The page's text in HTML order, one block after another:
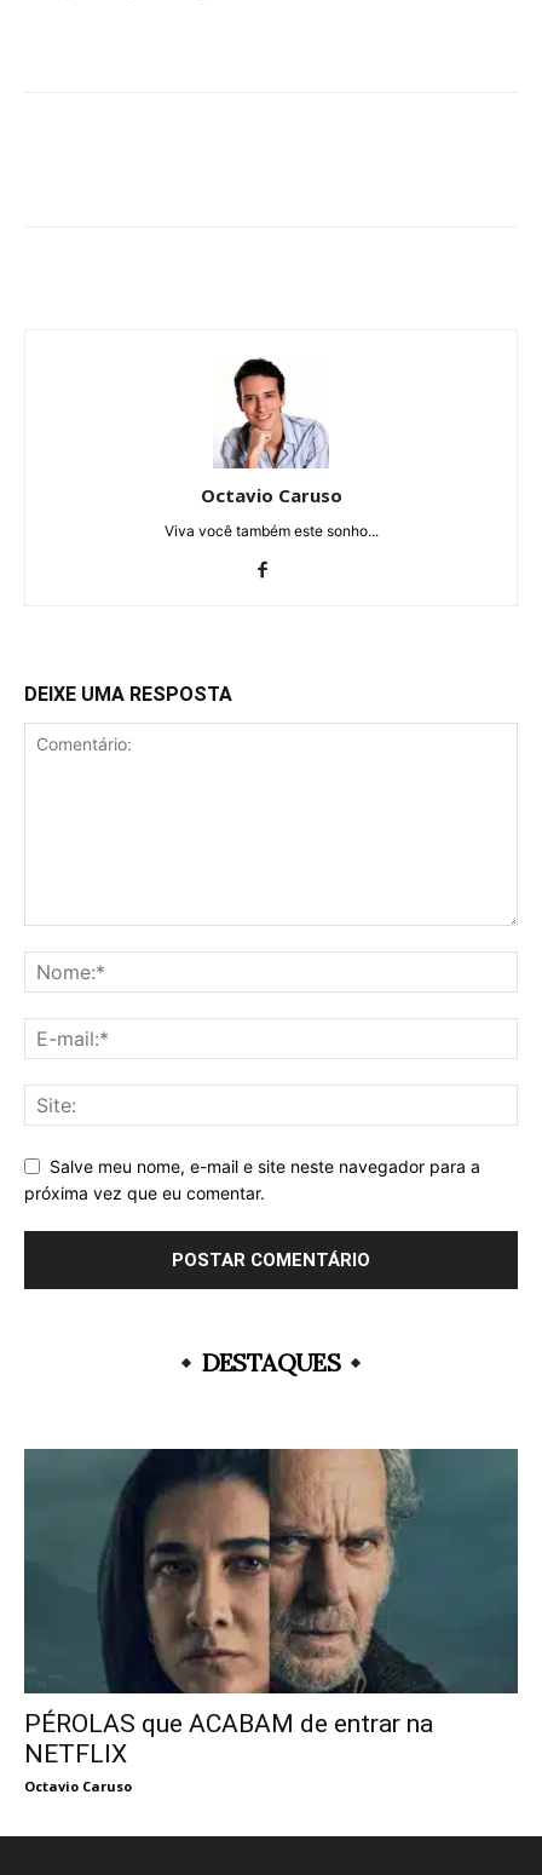
Octavio Caruso
Viva você também este sonho...
DEIXE UMA RESPOSTA
Salve meu nome, e-mail e site neste navegador para a
próxima vez que eu comentar.
DESTAQUES
PÉROLAS que ACABAM de entrar na
NETFLIX
Octavio Caruso